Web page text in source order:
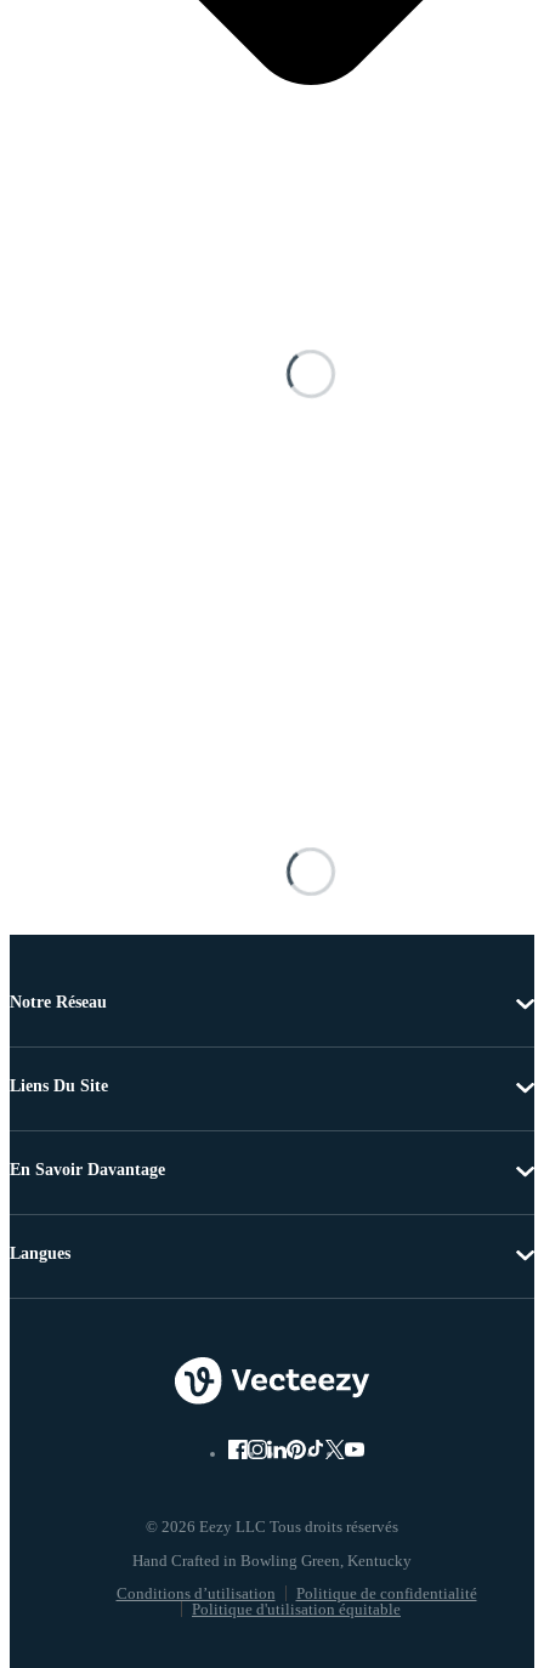
Notre Réseau
Liens Du Site
En Savoir Davantage
© 2026 Eezy LLC Tous droits réservés
Conditions d’utilisation
Politique de confidentialité
Politique d'utilisation équitable
Langues